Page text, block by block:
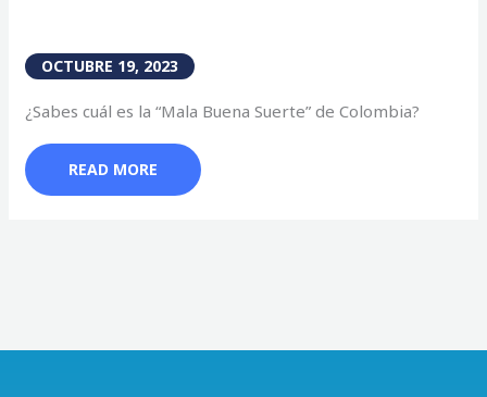
OCTUBRE 19, 2023
¿Sabes cuál es la “Mala Buena Suerte” de Colombia?
READ MORE